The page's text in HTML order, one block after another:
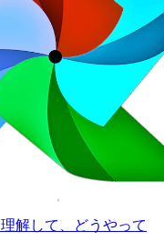
解して、どうやって